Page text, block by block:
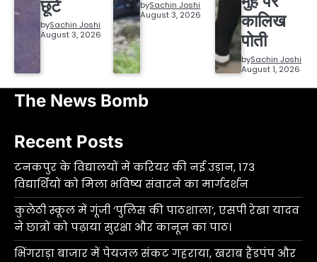
छूटे
bySachin Joshi
August 3, 2026
bySachin Joshi
August 3, 2026
कालिख
पोती
bySachin Joshi
August 1, 2026
The News Bomb
Recent Posts
टनकपुर के विद्यालयों में करियर की नई उड़ान, 173
विद्यार्थियों को मिला भविष्य संवारने का मार्गदर्शन
कुलेठी स्कूल में गूंजी ‘पुलिस की पाठशाला’, एसपी रेखा यादव
ने छात्रों को पढ़ाया सुरक्षा और कानून का पाठ।
भिंगराड़ा बाजार में पेयजल संकट गहराया, खराब हैंडपंप और